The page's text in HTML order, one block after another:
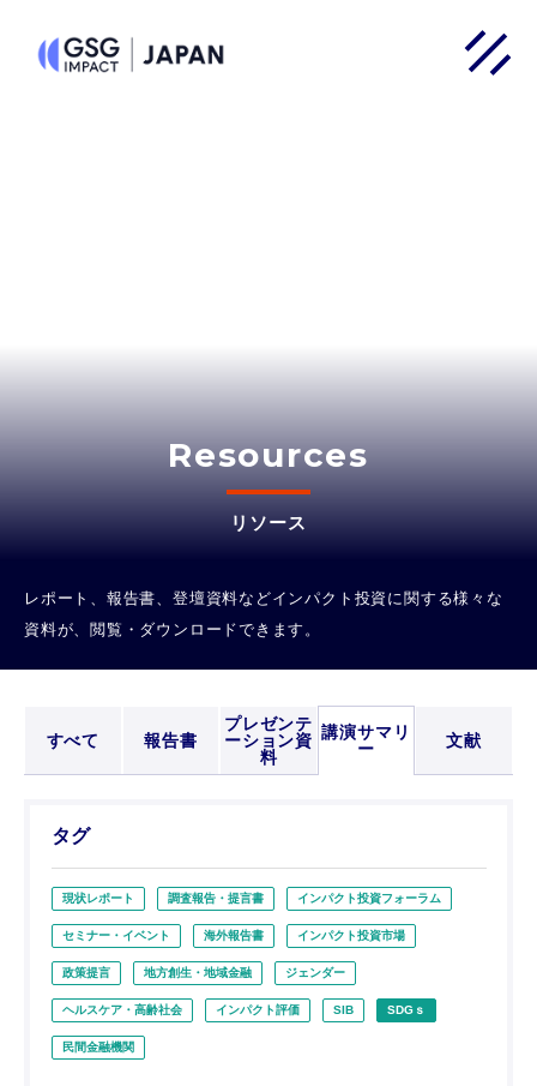
Resources
リソース
レポート、報告書、登壇資料などインパクト投資に関する様々な
資料が、閲覧・ダウンロードできます。
すべて 報告書
プレゼンテ
ーション資
料
講演サマリ
ー
文献
タグ
現状レポート 調査報告・提言書 インパクト投資フォーラム
セミナー・イベント 海外報告書 インパクト投資市場
政策提言 地方創生・地域金融 ジェンダー
ヘルスケア・高齢社会 インパクト評価 SIB SDGｓ
民間金融機関